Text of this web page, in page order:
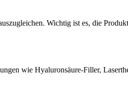
Wichtig ist es, die
wie Hyaluronsäure-Filler,